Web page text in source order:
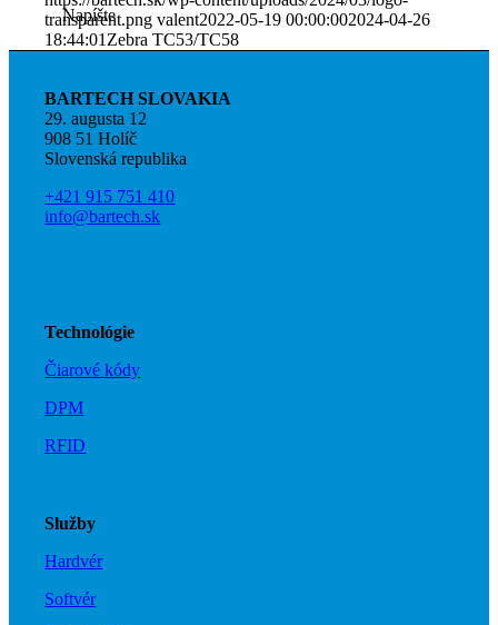
Napíšte e-mail
transparent.png valent2022-05-19 00:00:002024-04-26
18:44:01 Zebra TC53/TC58
BARTECH SLOVAKIA
29. augusta 12
908 51 Holíč
Slovenská republika
+421 915 751 410
info@bartech.sk
Technológie
Čiarové kódy
DPM
RFID
Služby
Hardvér
Softvér